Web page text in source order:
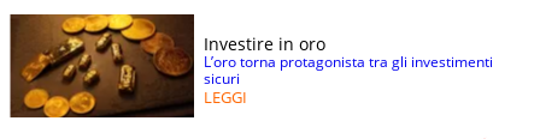
Investire in oro
L’oro torna protagonista tra gli investimenti
sicuri
LEGGI